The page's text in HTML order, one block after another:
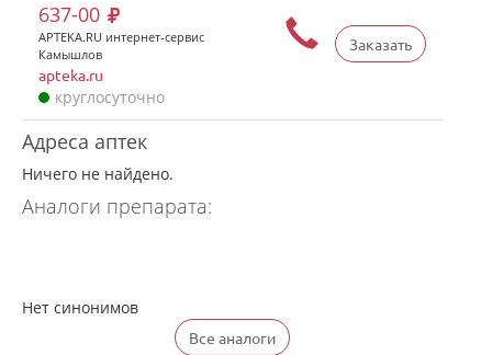
Заказать
637-00
APTEKA.RU интернет-сервис
Камышлов
apteka.ru
круглосуточно
Адреса аптек
Ничего не найдено.
Аналоги препарата:
Нет синонимов
Все аналоги